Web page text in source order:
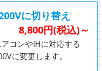
に切り替え
8,800円(税込)～
コンやIHに対応する
に変更します。